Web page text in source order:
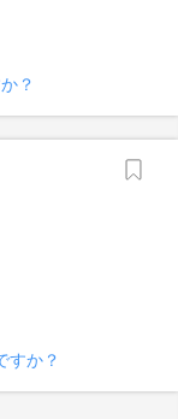
？
すか？